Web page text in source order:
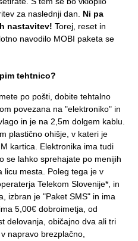
za naslednji dan. Ni pa
nastavitev! Torej, reset in
navodilo MOBI paketa se
tehtnico?
po pošti, dobite tehtalno
povezana na "elektroniko" in
in je na 2,5m dolgem kablu.
plastično ohišje, v kateri je
kartica. Elektronika ima tudi
se lahko sprehajate po menijih
licu mesta. Poleg tega je v
Telekom Slovenije*, in
izbran je "Paket SMS" in ima
5,00€ dobroimetja, od
delovanja, običajno dva ali tri
napravo brezplačno,